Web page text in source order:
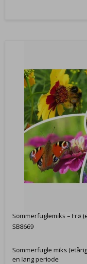
Sommerfuglemiks – Frø
SB8669
Sommerfugle miks
en lang periode